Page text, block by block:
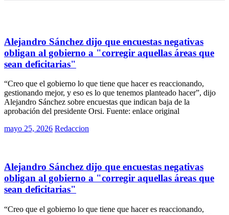
Alejandro Sánchez dijo que encuestas negativas
obligan al gobierno a "corregir aquellas áreas que
sean deficitarias"
“Creo que el gobierno lo que tiene que hacer es reaccionando,
gestionando mejor, y eso es lo que tenemos planteado hacer”, dijo
Alejandro Sánchez sobre encuestas que indican baja de la
aprobación del presidente Orsi. Fuente: enlace original
Posted
mayo 25, 2026 Redaccion
Alejandro Sánchez dijo que encuestas negativas
obligan al gobierno a "corregir aquellas áreas que
sean deficitarias"
“Creo que el gobierno lo que tiene que hacer es reaccionando,